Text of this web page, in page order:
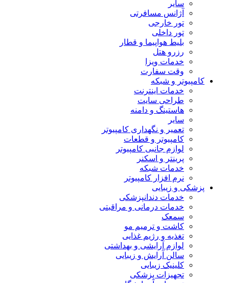
سایر
آژانس مسافرتی
تور خارجی
تور داخلی
بلیط هواپیما و قطار
رزرو هتل
خدمات ویزا
وقت سفارت
کامپیوتر و شبکه
خدمات اینترنت
طراحی سایت
هاستینگ و دامنه
سایر
تعمیر و نگهداری کامپیوتر
کامپیوتر و قطعات
لوازم جانبی کامپیوتر
پرینتر و اسکنر
خدمات شبکه
نرم افزار کامپیوتر
پزشکی و زیبایی
خدمات دندانپزشکی
خدمات درمانی و مراقبتی
سمعک
کاشت و ترمیم مو
تغذیه و رژیم غذایی
لوازم آرایشی و بهداشتی
سالن آرایش و زیبایی
کلینیک زیبایی
تجهیزات پزشکی